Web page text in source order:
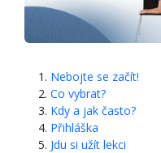
Nebojte se začít!
Co vybrat?
Kdy a jak často?
Přihláška
Jdu si užít lekci